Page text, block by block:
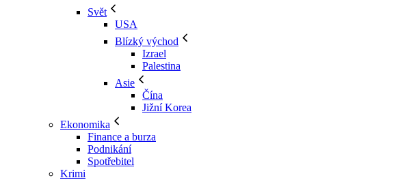
Svět
USA
Blízký východ
Izrael
Palestina
Asie
Čína
Jižní Korea
Ekonomika
Finance a burza
Podnikání
Spotřebitel
Krimi